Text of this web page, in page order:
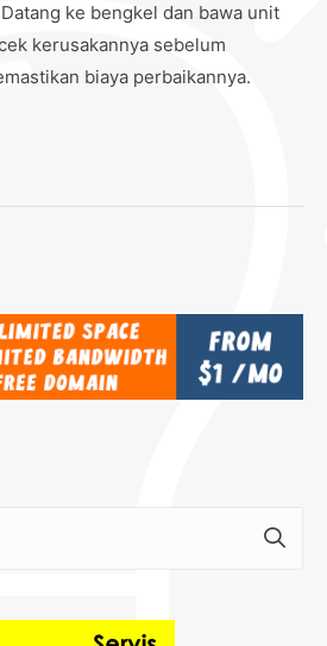
ke bengkel dan bawa unit
kerusakannya sebelum
biaya perbaikannya.